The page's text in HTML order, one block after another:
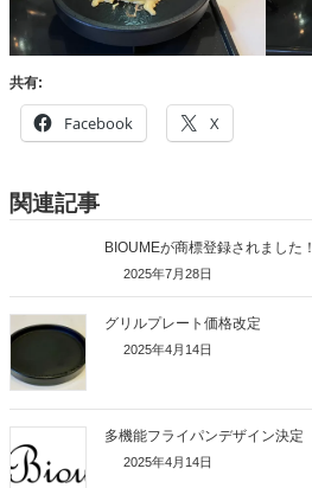
共有:
Facebook X
関連記事
BIOUMEが商標登録されました！
2025年7月28日
グリルプレート価格改定
2025年4月14日
多機能フライパンデザイン決定
2025年4月14日